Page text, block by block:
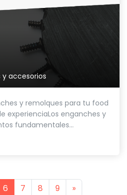
y accesorios
y remolques para tu food
experienciaLos enganches y
fundamentales...
6 7 8 9 »Next